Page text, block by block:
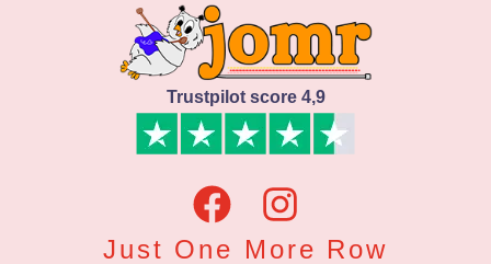
Trustpilot score 4,9
Just One More Row